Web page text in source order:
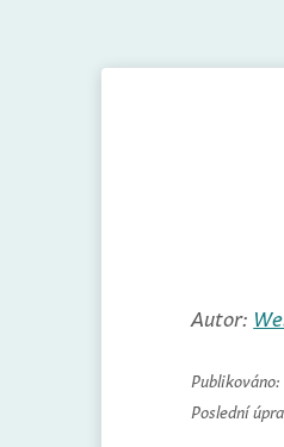
Autor:
Publikováno:
Poslední